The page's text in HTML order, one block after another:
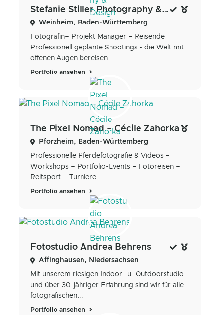
Stefanie Stiller Photography & Design
Weinheim, Baden-Württemberg
Fotografin– Projekt Manager – Reisende
Professionell geplante Shootings - die Welt mit
offenen Augen bereisen -...
Portfolio ansehen
The Pixel Nomad – Cécile Zahorka
Pforzheim, Baden-Württemberg
Professionelle Pferdefotografie & Videos –
Workshops – Portfolio-Events – Fotoreisen –
Reitsport – Turniere –...
Portfolio ansehen
Fotostudio Andrea Behrens
Affinghausen, Niedersachsen
Mit unserem riesigen Indoor- u. Outdoorstudio
und über 30-jähriger Erfahrung sind wir für alle
fotografischen...
Portfolio ansehen